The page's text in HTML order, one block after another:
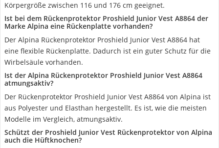
Körpergröße zwischen 116 und 176 cm geeignet.
Ist bei dem Rückenprotektor Proshield Junior Vest A8864 der
Marke Alpina eine Rückenplatte vorhanden?
Der Alpina Rückenprotektor Proshield Junior Vest A8864 hat
eine flexible Rückenplatte. Dadurch ist ein guter Schutz für die
Wirbelsäule vorhanden.
Ist der Alpina Rückenprotektor Proshield Junior Vest A8864
atmungsaktiv?
Der Rückenprotektor Proshield Junior Vest A8864 von Alpina ist
aus Polyester und Elasthan hergestellt. Es ist, wie die meisten
Modelle im Vergleich, atmungsaktiv.
Schützt der Proshield Junior Vest Rückenprotektor von Alpina
auch die Hüftknochen?